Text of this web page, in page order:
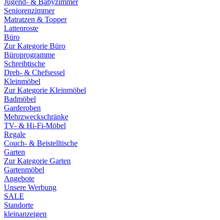
Jugend- & Babyzimmer
Seniorenzimmer
Matratzen & Topper
Lattenroste
Büro
Zur Kategorie Büro
Büroprogramme
Schreibtische
Dreh- & Chefsessel
Kleinmöbel
Zur Kategorie Kleinmöbel
Badmöbel
Garderoben
Mehrzweckschränke
TV- & Hi-Fi-Möbel
Regale
Couch- & Beistelltische
Garten
Zur Kategorie Garten
Gartenmöbel
Angebote
Unsere Werbung
SALE
Standorte
kleinanzeigen